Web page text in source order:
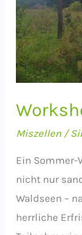
Miszellen/
Ein Sommer-
nicht nur
Waldseen –
herrliche